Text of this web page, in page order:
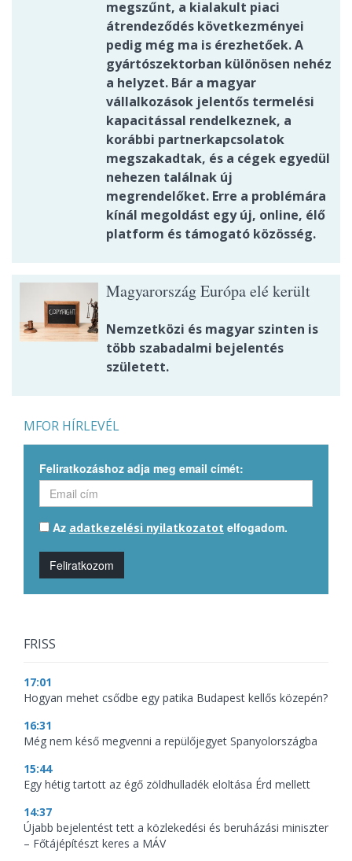
megszűnt, a kialakult piaci
átrendeződés következményei
pedig még ma is érezhetőek. A
gyártószektorban különösen nehéz
a helyzet. Bár a magyar
vállalkozások jelentős termelési
kapacitással rendelkeznek, a
korábbi partnerkapcsolatok
megszakadtak, és a cégek egyedül
nehezen találnak új
megrendelőket. Erre a problémára
kínál megoldást egy új, online, élő
platform és támogató közösség.
Magyarország Európa elé került
Nemzetközi és magyar szinten is
több szabadalmi bejelentés
született.
MFOR HÍRLEVÉL
Feliratkozáshoz adja meg email címét:
Az adatkezelési nyilatkozatot elfogadom.
Feliratkozom
FRISS
17:01
Hogyan mehet csődbe egy patika Budapest kellős közepén?
16:31
Még nem késő megvenni a repülőjegyet Spanyolországba
15:44
Egy hétig tartott az égő zöldhulladék eloltása Érd mellett
14:37
Újabb bejelentést tett a közlekedési és beruházási miniszter
– Főtájépítészt keres a MÁV